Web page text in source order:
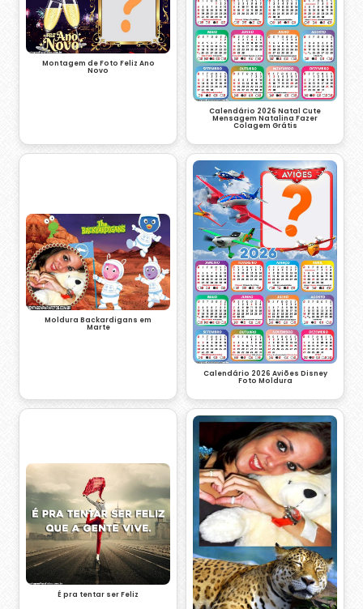
Montagem de Foto Feliz Ano
Novo
Calendário 2026 Natal Cute
Mensagem Natalina Fazer
Colagem Grátis
Moldura Backardigans em
Marte
Calendário 2026 Aviões Disney
Foto Moldura
É pra tentar ser Feliz